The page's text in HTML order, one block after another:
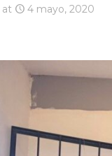
at 4 mayo, 2020